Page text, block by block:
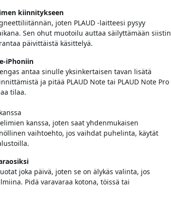
kiinnitykseen
joten PLAUD -laitteesi pysyy
Sen ohut muotoilu auttaa säilyttämään siistin
päivittäistä käsittelyä.
iPhoniin
antaa sinulle yksinkertaisen tavan lisätä
ja pitää PLAUD Note tai PLAUD Note Pro
tilaa.
kanssa
kanssa, joten saat yhdenmukaisen
vaihtoehto, jos vaihdat puhelinta, käytät
joka päivä, joten se on älykäs valinta, jos
Pidä varavaraa kotona, töissä tai